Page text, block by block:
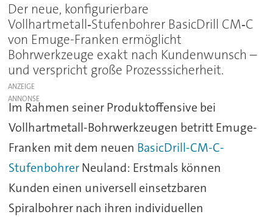
Der neue, konfigurierbare
Vollhartmetall‑Stufenbohrer BasicDrill CM‑C
von Emuge-Franken ermöglicht
Bohrwerkzeuge exakt nach Kundenwunsch –
und verspricht große Prozesssicherheit.
ANZEIGE
Im Rahmen seiner Produktoffensive bei
Vollhartmetall-Bohrwerkzeugen betritt Emuge-
Franken mit dem neuen BasicDrill-CM-C-
StufenbohrerNeuland: Erstmals können
Kunden einen universell einsetzbaren
Spiralbohrer nach ihren individuellen